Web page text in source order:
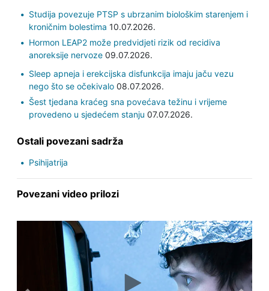
Studija povezuje PTSP s ubrzanim biološkim starenjem i
kroničnim bolestima 10.07.2026.
Hormon LEAP2 može predvidjeti rizik od recidiva
anoreksije nervoze09.07.2026.
Sleep apneja i erekcijska disfunkcija imaju jaču vezu
nego što se očekivalo08.07.2026.
Šest tjedana kraćeg sna povećava težinu i vrijeme
provedeno u sjedećem stanju 07.07.2026.
Ostali povezani sadrža
Psihijatrija
Povezani video prilozi